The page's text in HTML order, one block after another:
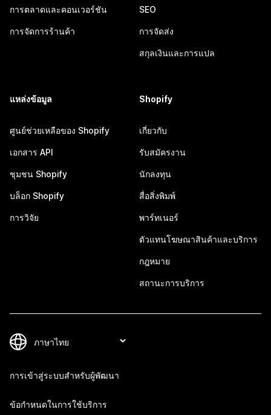
การตลาดและคอนเวอร์ชัน
การจัดการร้านค้า
SEO
การจัดส่ง
สกุลเงินและการแปล
แหล่งข้อมูล
ศูนย์ช่วยเหลือของ Shopify
เอกสาร API
ชุมชน Shopify
บล็อก Shopify
การวิจัย
Shopify
เกี่ยวกับ
รับสมัครงาน
นักลงทุน
สื่อสิ่งพิมพ์
พาร์ทเนอร์
ตัวแทนโฆษณาสินค้าและบริการ
กฎหมาย
สถานะการบริการ
การเข้าสู่ระบบสำหรับผู้พัฒนา
ข้อกำหนดในการใช้บริการ